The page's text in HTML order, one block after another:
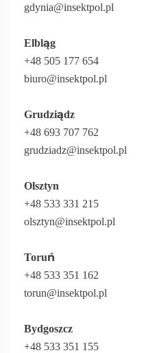
gdynia@insektpol.pl
Elbląg
+48 505 177 654
biuro@insektpol.pl
Grudziądz
+48 693 707 762
grudziadz@insektpol.pl
Olsztyn
+48 533 331 215
olsztyn@insektpol.pl
Toruń
+48 533 351 162
torun@insektpol.pl
Bydgoszcz
+48 533 351 155